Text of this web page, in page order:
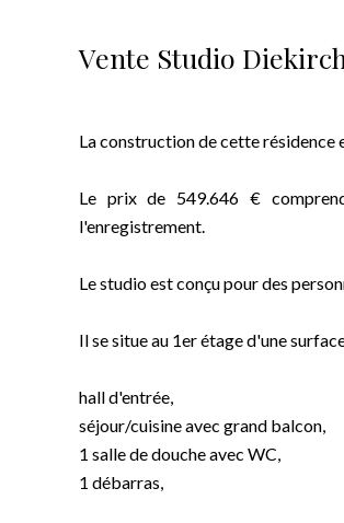
Vente Studio
La construction de cette résidence
Le prix de 549.646 €
l'enregistrement.
Le studio est conçu pour des
Il se situe au 1er étage d'une
hall d'entrée,
séjour/cuisine avec grand balcon,
1 salle de douche avec WC,
1 débarras,